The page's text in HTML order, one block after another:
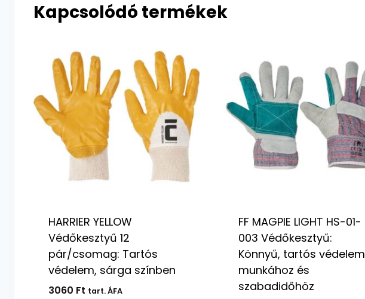
Kapcsolódó termékek
HARRIER YELLOW
Védőkesztyű 12
pár/csomag: Tartós
védelem, sárga színben
3060 Ft tart. ÁFA
FF MAGPIE LIGHT HS-01-
003 Védőkesztyű:
Könnyű, tartós védelem
munkához és
szabadidőhöz